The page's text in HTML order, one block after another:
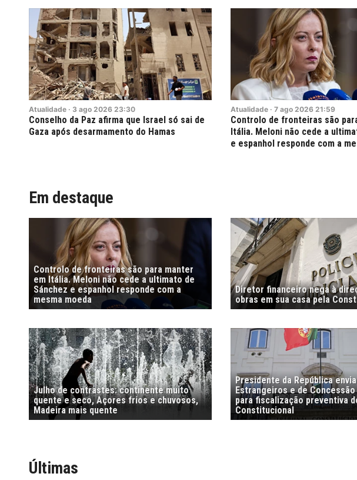
Atualidade · 3 ago 2026 23:30
Conselho da Paz afirma que Israel só sai de
Gaza após desarmamento do Hamas
Atualidade · 7 ago 2026 21:59
Controlo de fronteiras são
Itália. Meloni não cede a
e espanhol responde com a
Em destaque
Controlo de fronteiras são para manter
em Itália. Meloni não cede a ultimato de
Sánchez e espanhol responde com a
mesma moeda
Diretor financeiro nega à
obras em sua casa pela
Julho de contrastes: continente muito
quente e seco, Açores frios e chuvosos,
Madeira mais quente
Presidente da República
Estrangeiros e de
para fiscalização preventiva
Constitucional
Últimas